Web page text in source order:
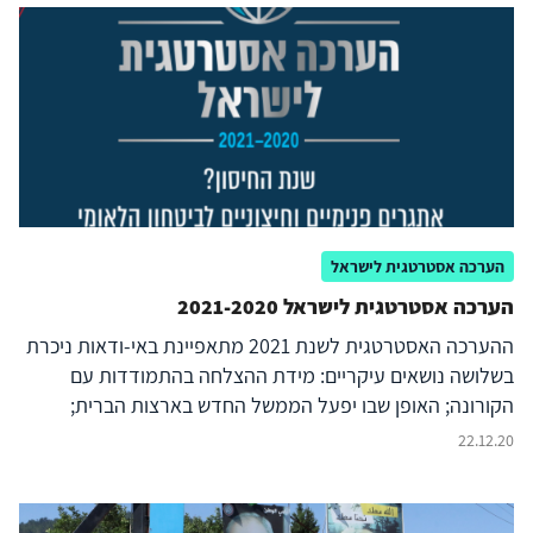
את הפגיעה בישראל, וכן כי הישג הגנתי אינו מספיק בשום
מערכה. מטרת מאמר זה היא לבחון את טענותיו של שלח,
ובחלק מהמקרים להציג טענות נגדיות.
הערכה אסטרטגית לישראל
הערכה אסטרטגית לישראל 2021-2020
ההערכה האסטרטגית לשנת 2021 מתאפיינת באי-ודאות ניכרת
בשלושה נושאים עיקריים: מידת ההצלחה בהתמודדות עם
הקורונה; האופן שבו יפעל הממשל החדש בארצות הברית;
וההתפתחויות הפוליטיות בישראל. ההערכה הנוכחית מבוססת
החברתית, על הערכים ועל דפוסי החיים. זאת, כמובן, מבלי
22.12.20